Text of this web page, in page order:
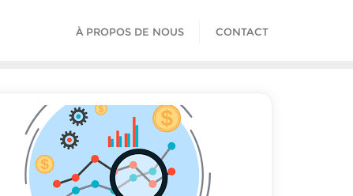
À PROPOS DE NOUS CONTACT